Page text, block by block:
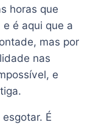
horas que
é aqui que a
mas por
nas
e
É